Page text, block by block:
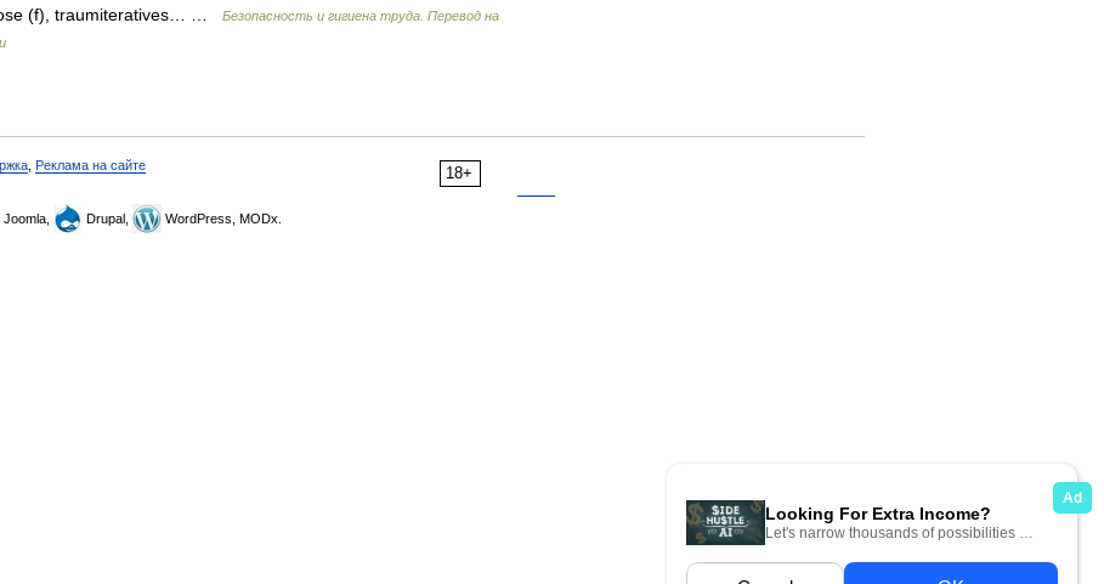
(f), traumiteratives… …
Безопасность и гигиена труда. Перевод на
18+
Реклама на сайте
Joomla, Drupal, WordPress, MODx.